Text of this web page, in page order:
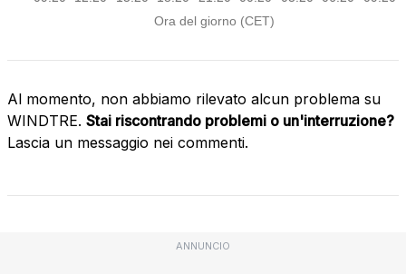
Al momento, non abbiamo rilevato alcun problema su
WINDTRE. Stai riscontrando problemi o un'interruzione?
Lascia un messaggio nei commenti.
ANNUNCIO